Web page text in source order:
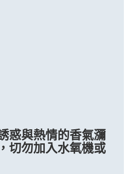
惑與熱情的香氣瀰
切勿加入水氧機或